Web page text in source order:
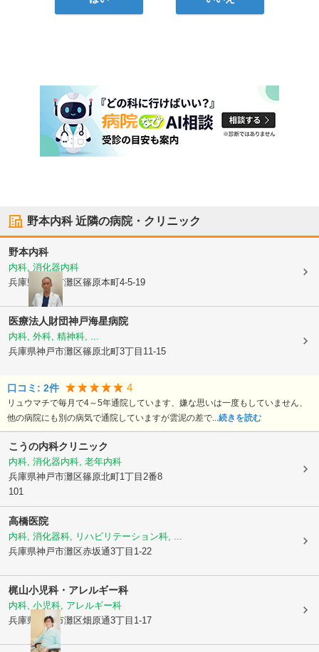
野本内科近隣の病院・クリニック
野本内科
内科, 消化器内科
兵庫県神戸市灘区篠原本町4-5-19
医療法人財団神戸海星病院
内科, 外科, 精神科, ...
兵庫県神戸市灘区篠原北町3丁目11-15
口コミ: 2件 4
リュウマチで毎月で4～5年通院しています、嫌な思いは一度もしていません、
他の病院にも別の病気で通院していますが雲泥の差で...続きを読む
こうの内科クリニック
内科, 消化器内科, 老年内科
兵庫県神戸市灘区篠原北町1丁目2番8
101
高橋医院
内科, 消化器科, リハビリテーション科, ...
兵庫県神戸市灘区赤坂通3丁目1-22
梶山小児科・アレルギー科
内科, 小児科, アレルギー科
兵庫県神戸市灘区畑原通3丁目1-17